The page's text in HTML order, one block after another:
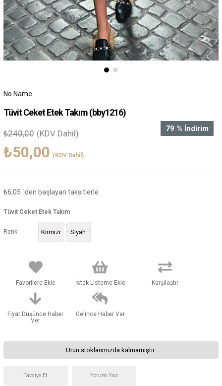
No Name
Tüvit Ceket Etek Takım(bby1216)
%
79 İndirim
₺240,00 (KDV Dahil)
₺50,00 (KDV Dahil)
₺6,05 'den başlayan taksitlerle
Tüvit Ceket Etek Takım
Renk : Kırmızı Siyah
Favorilere Ekle İstek Listeme Ekle Karşılaştır
Fiyat Düşünce Haber
Ver
Gelince Haber Ver
Ürün stoklarımızda kalmamıştır.
Tavsiye Et Yorum Yaz